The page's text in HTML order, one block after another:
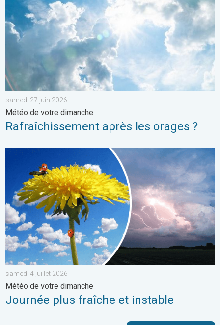
samedi 27 juin 2026
Météo de votre dimanche
Rafraîchissement après les orages ?
Journée plus fraîche et instable. Météo de votre dimanche. . .
samedi 4 juillet 2026
Météo de votre dimanche
Journée plus fraîche et instable